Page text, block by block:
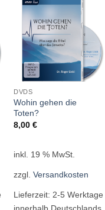
DVDS
Wohin gehen die
Toten?
8,00€
inkl. 19 % MwSt.
zzgl.Versandkosten
Lieferzeit: 2-5 Werktage